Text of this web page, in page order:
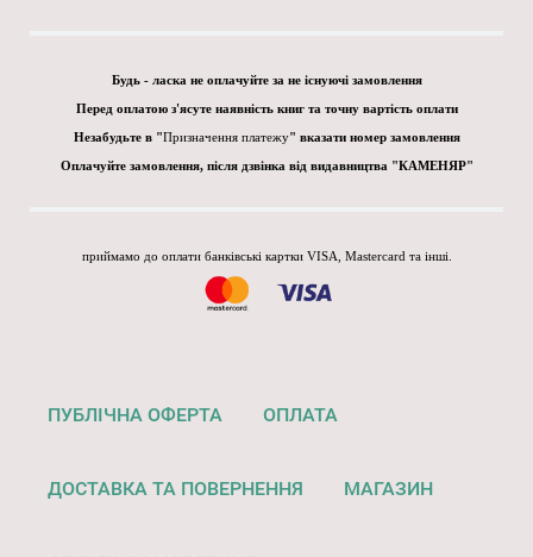
Будь - ласка не оплачуйте за не існуючі замовлення
Перед оплатою з'ясуте наявність книг та точну вартість оплати
Незабудьте в "Призначення платежу" вказати номер замовлення
Оплачуйте замовлення, після дзвінка від видавництва "КАМЕНЯР"
приймамо до оплати банківські картки VISA, Mastercard та інші.
ПУБЛІЧНА ОФЕРТА ОПЛАТА
ДОСТАВКА ТА ПОВЕРНЕННЯ МАГАЗИН